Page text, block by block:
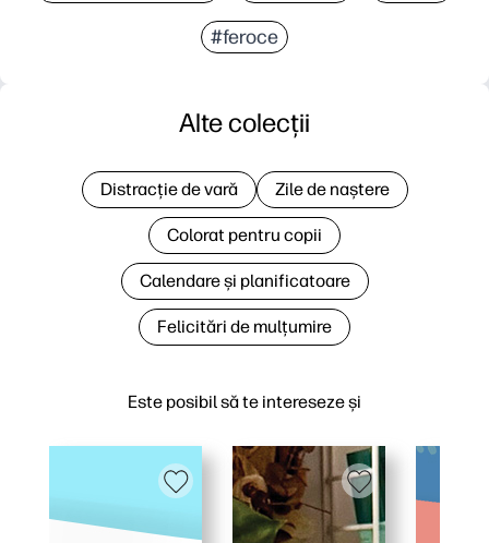
#feroce
Este posibil să te intereseze și
Alte colecții
Distracție de vară Zile de naștere
Colorat pentru copii
Calendare și planificatoare
Felicitări de mulțumire